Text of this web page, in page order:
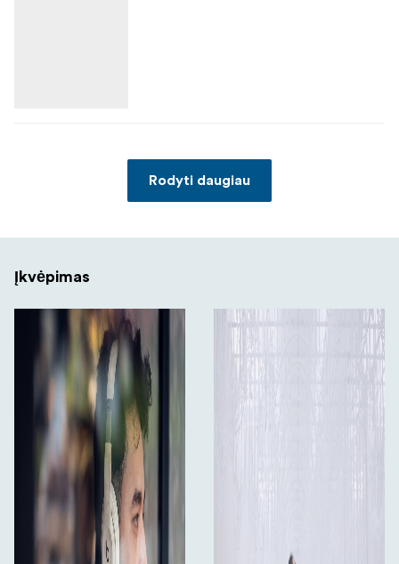
Rodyti daugiau
Įkvėpimas